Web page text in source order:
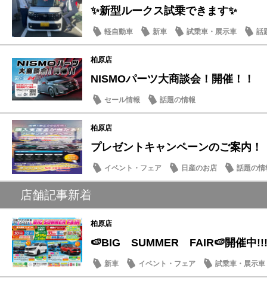
✨新型ルークス試乗できます✨
軽自動車 新車 試乗車・展示車 話
柏原店
NISMOパーツ大商談会！開催！！
セール情報 話題の情報
柏原店
プレゼントキャンペーンのご案内！
イベント・フェア 日産のお店 話題の情
店舗記事新着
柏原店
🍉BIG SUMMER FAIR🍉開催中
新車 イベント・フェア 試乗車・展示車